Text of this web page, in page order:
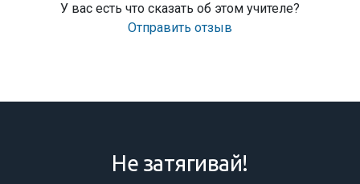
У вас есть что сказать об этом учителе?
Отправить отзыв
Не затягивай!